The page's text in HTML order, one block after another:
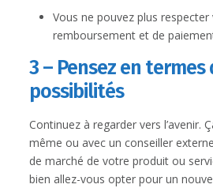
Vous ne pouvez plus
remboursement et de
3 – Pensez en termes
possibilités
Continuez à regarder vers l’avenir.
même ou avec un conseiller
de marché de votre produit ou
bien allez-vous opter pour un